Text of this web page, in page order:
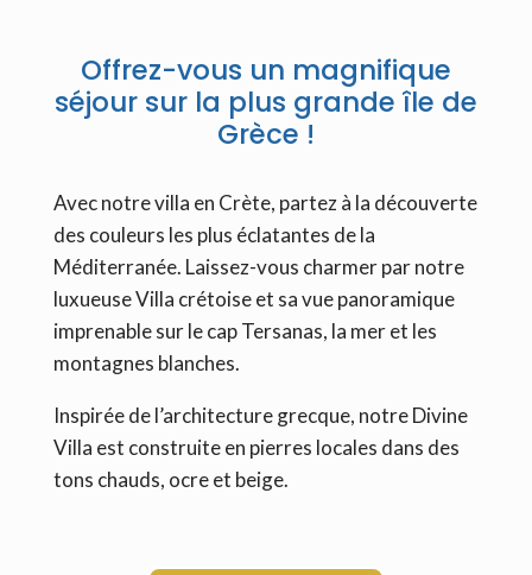
Offrez-vous un magnifique
séjour sur la plus grande île de
Grèce !
Avec notre villa en Crète, partez à la découverte
des couleurs les plus éclatantes de la
Méditerranée. Laissez-vous charmer par notre
luxueuse Villa crétoise et sa vue panoramique
imprenable sur le cap Tersanas, la mer et les
montagnes blanches.
Inspirée de l’architecture grecque, notre Divine
Villa est construite en pierres locales dans des
tons chauds, ocre et beige.